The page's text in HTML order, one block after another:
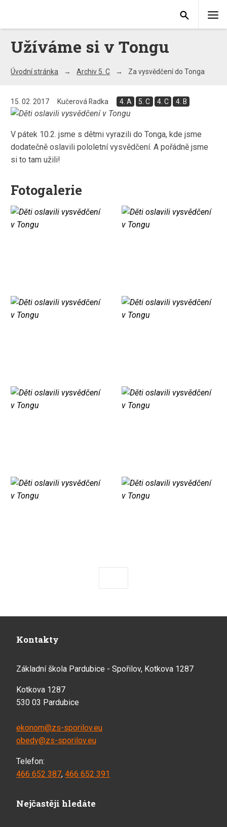
Užíváme si v Tongu
Úvodní stránka Archiv 5. C Za vysvědčení do Tonga
15. 02. 2017 Kučerová Radka 4. A 5. C 4. C 4. B
V pátek 10.2. jsme s dětmi vyrazili do Tonga, kde jsme
dodatečně oslavili pololetní vysvědčení. A pořádně jsme
si to tam užili!
Fotogalerie
Kontakty
Základní škola Pardubice - Spořilov, Kotkova 1287
Kotkova 1287
530 03 Pardubice
ekonom@zs-sporilov.eu
obedy@zs-sporilov.eu
Telefon:
466 652 387, 466 652 391
Nejčastěji hledáte